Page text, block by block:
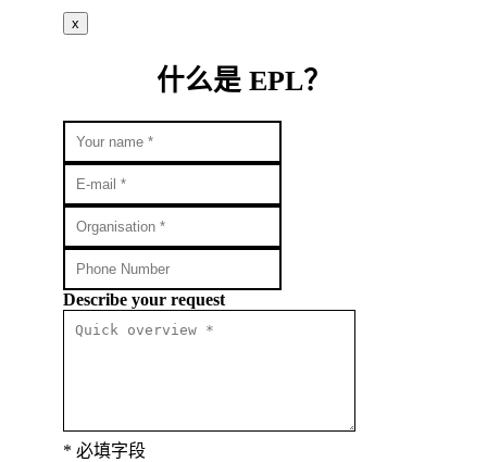
x
什么是 EPL？
Describe your request
* 必填字段